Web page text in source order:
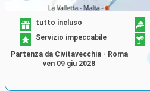
tutto incluso
Servizio impeccabile
Partenza da Civitavecchia - Roma
ven 09 giu 2028